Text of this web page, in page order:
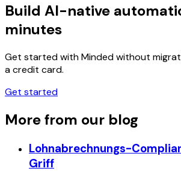
Build AI-native
minutes
Get started with Minded without
a credit card.
Get started
More from our blog
Lohnabrechnungs-
Griff